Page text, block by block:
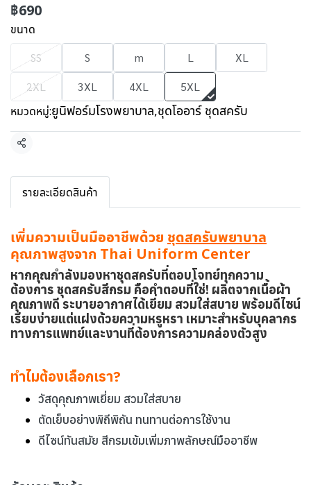
฿690
ขนาด
SS S m L
XL
2XL
3XL 4XL 5XL
หมวดหมู่:ยูนิฟอร์มโรงพยาบาล,ชุดโออาร์ ชุดสครับ
แชร์
รายละเอียดสินค้า
เพิ่มความเป็นมืออาชีพด้วย ชุดสครับพยาบาล
คุณภาพสูงจาก Thai Uniform Center
หากคุณกำลังมองหาชุดสครับที่ตอบโจทย์ทุกความ
ต้องการ ชุดสครับสีกรม คือคำตอบที่ใช่! ผลิตจากเนื้อผ้า
คุณภาพดี ระบายอากาศได้เยี่ยม สวมใส่สบาย พร้อมดีไซน์
เรียบง่ายแต่แฝงด้วยความหรูหรา เหมาะสำหรับบุคลากร
ทางการแพทย์และงานที่ต้องการความคล่องตัวสูง
ทำไมต้องเลือกเรา?
วัสดุคุณภาพเยี่ยม สวมใส่สบาย
ตัดเย็บอย่างพิถีพิถัน ทนทานต่อการใช้งาน
ดีไซน์ทันสมัย สีกรมเข้มเพิ่มภาพลักษณ์มืออาชีพ